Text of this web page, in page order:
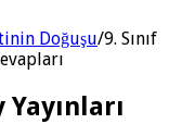
Doğuşu/9. Sınıf